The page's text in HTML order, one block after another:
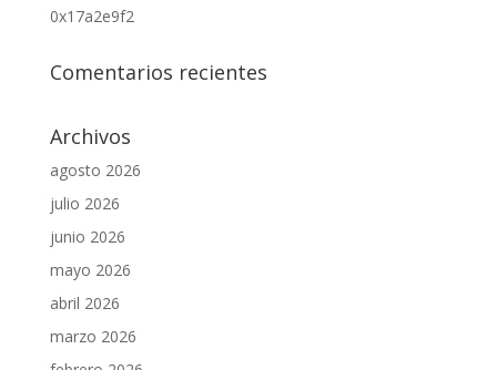
0x17a2e9f2
Comentarios recientes
Archivos
agosto 2026
julio 2026
junio 2026
mayo 2026
abril 2026
marzo 2026